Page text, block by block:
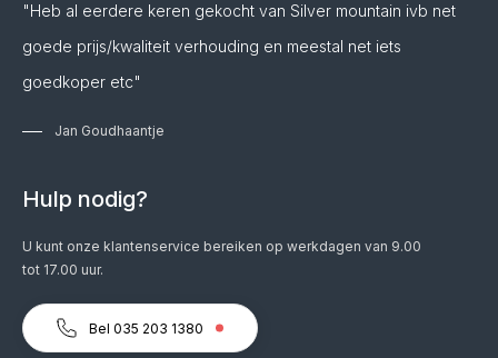
"Heb al eerdere keren gekocht van Silver mountain ivb net
goede prijs/kwaliteit verhouding en meestal net iets
goedkoper etc"
Jan Goudhaantje
Hulp nodig?
U kunt onze klantenservice bereiken op werkdagen van 9.00
tot 17.00 uur.
Bel 035 203 1380